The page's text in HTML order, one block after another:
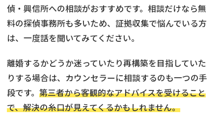
偵・興信所への相談がおすすめです。相談だけなら無
料の探偵事務所も多いため、証拠収集で悩んでいる方
は、一度話を聞いてみてください。
離婚するかどうか迷っていたり再構築を目指していた
りする場合は、カウンセラーに相談するのも一つの手
段です。 第三者から客観的なアドバイスを受けること
で、解決の糸口が見えてくるかもしれません。